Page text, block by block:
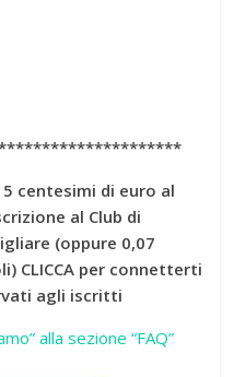
centesimi di euro al
ne al Club di
(oppure 0,07
CLICCA per connetterti
agli iscritti
alla sezione “FAQ”